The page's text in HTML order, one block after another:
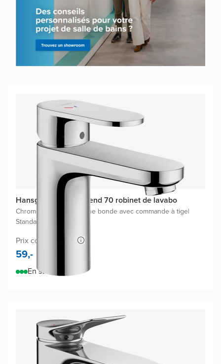
Hansgrohe Vernis Blend 70 robinet de lavabo
Chrome Brillant Inclus une bonde avec commande à tige|
Standard
Prix conseillé 94,-
59,-
En stock